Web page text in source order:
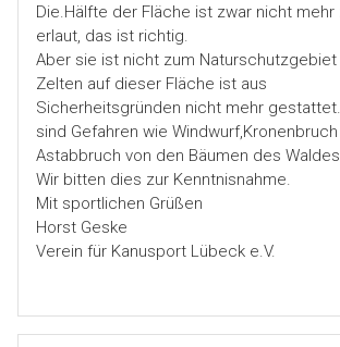
Die.Hälfte der Fläche ist zwar nicht mehr
erlaut, das ist richtig.
Aber sie ist nicht zum Naturschutzgebiet
Zelten auf dieser Fläche ist aus
Sicherheitsgründen nicht mehr
sind Gefahren wie
Astabbruch von den Bäumen des
Wir bitten dies zur Kenntnisnahme.
Mit sportlichen Grüßen
Horst Geske
Verein für Kanusport Lübeck e.V.